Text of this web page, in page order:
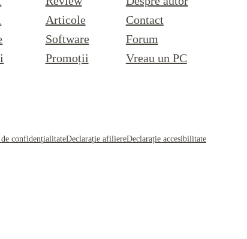
Articole
Software
Promoții
Contact
Forum
Vreau un PC
confidențialitateDeclarație afiliereDeclarație accesibilitate